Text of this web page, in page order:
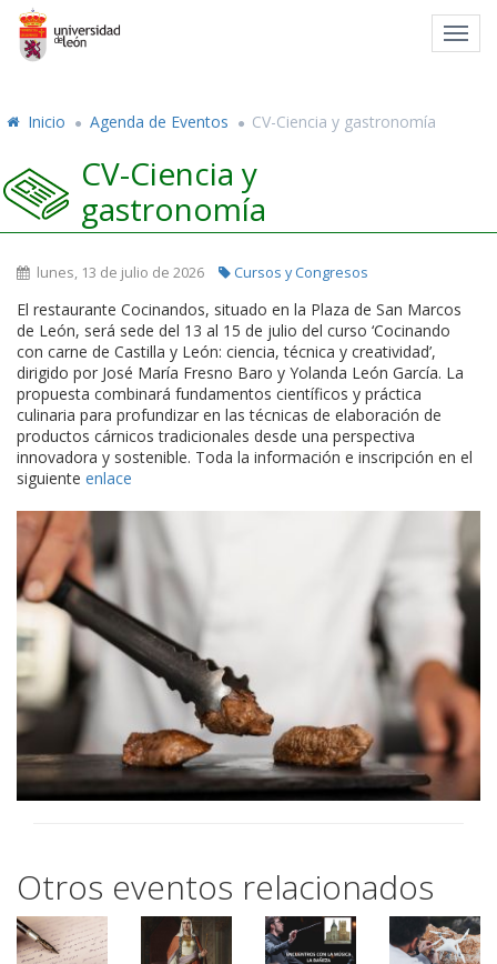
Inicio Agenda de Eventos CV-Ciencia y gastronomía
CV-Ciencia y
gastronomía
lunes, 13 de julio de 2026 Cursos y Congresos
El restaurante Cocinandos, situado en la Plaza de San Marcos
de León, será sede del 13 al 15 de julio del curso ‘Cocinando
con carne de Castilla y León: ciencia, técnica y creatividad’,
dirigido por José María Fresno Baro y Yolanda León García. La
propuesta combinará fundamentos científicos y práctica
culinaria para profundizar en las técnicas de elaboración de
productos cárnicos tradicionales desde una perspectiva
innovadora y sostenible. Toda la información e inscripción en el
siguiente enlace
Otros eventos relacionados